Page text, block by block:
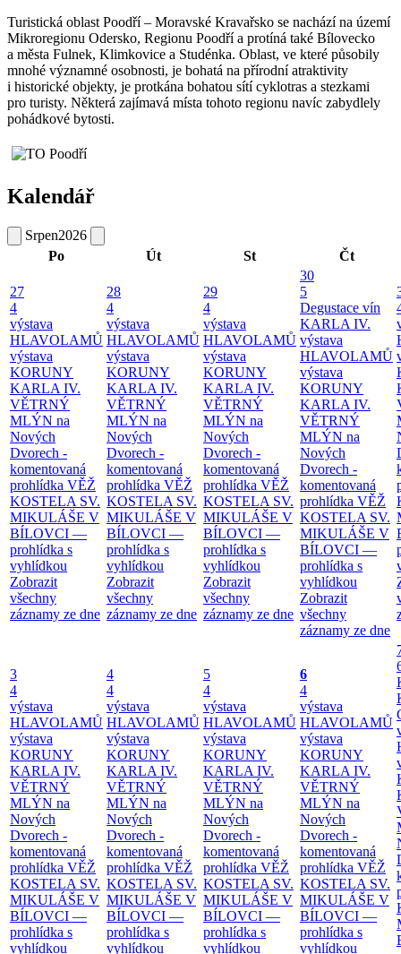
Turistická oblast Poodří – Moravské Kravařsko se nachází na území
Mikroregionu Odersko, Regionu Poodří a protíná také Bílovecko
a města Fulnek, Klimkovice a Studénka. Oblast, ve které působily
mnohé významné osobnosti, je bohatá na přírodní atraktivity
i historické objekty, je protkána bohatou sítí cyklotras a stezkami
pro turisty. Některá zajímavá místa tohoto regionu navíc zabydlely
pohádkové bytosti.
Kalendář
Srpen2026
Po
Út St Čt
27
4
výstava
HLAVOLAMŮ
výstava
KORUNY
KARLA IV.
VĚTRNÝ
MLÝN na
Nových
Dvorech -
komentovaná
prohlídka VĚŽ
KOSTELA SV.
MIKULÁŠE V
BÍLOVCI —
prohlídka s
vyhlídkou
Zobrazit
všechny
záznamy ze dne
28
4
výstava
HLAVOLAMŮ
výstava
KORUNY
KARLA IV.
VĚTRNÝ
MLÝN na
Nových
Dvorech -
komentovaná
prohlídka VĚŽ
KOSTELA SV.
MIKULÁŠE V
BÍLOVCI —
prohlídka s
vyhlídkou
Zobrazit
všechny
záznamy ze dne
29
4
výstava
HLAVOLAMŮ
výstava
KORUNY
KARLA IV.
VĚTRNÝ
MLÝN na
Nových
Dvorech -
komentovaná
prohlídka VĚŽ
KOSTELA SV.
MIKULÁŠE V
BÍLOVCI —
prohlídka s
vyhlídkou
Zobrazit
všechny
záznamy ze dne
30
5
Degustace vín
KARLA IV.
výstava
HLAVOLAMŮ
výstava
KORUNY
KARLA IV.
VĚTRNÝ
MLÝN na
Nových
Dvorech -
komentovaná
prohlídka VĚŽ
KOSTELA SV.
MIKULÁŠE V
BÍLOVCI —
prohlídka s
vyhlídkou
Zobrazit
všechny
záznamy ze dne
3
4
výstava
HLAVOLAMŮ
výstava
KORUNY
KARLA IV.
VĚTRNÝ
MLÝN na
Nových
Dvorech -
komentovaná
prohlídka VĚŽ
KOSTELA SV.
MIKULÁŠE V
BÍLOVCI —
prohlídka s
vyhlídkou
4
4
výstava
HLAVOLAMŮ
výstava
KORUNY
KARLA IV.
VĚTRNÝ
MLÝN na
Nových
Dvorech -
komentovaná
prohlídka VĚŽ
KOSTELA SV.
MIKULÁŠE V
BÍLOVCI —
prohlídka s
vyhlídkou
5
4
výstava
HLAVOLAMŮ
výstava
KORUNY
KARLA IV.
VĚTRNÝ
MLÝN na
Nových
Dvorech -
komentovaná
prohlídka VĚŽ
KOSTELA SV.
MIKULÁŠE V
BÍLOVCI —
prohlídka s
vyhlídkou
6
4
výstava
HLAVOLAMŮ
výstava
KORUNY
KARLA IV.
VĚTRNÝ
MLÝN na
Nových
Dvorech -
komentovaná
prohlídka VĚŽ
KOSTELA SV.
MIKULÁŠE V
BÍLOVCI —
prohlídka s
vyhlídkou